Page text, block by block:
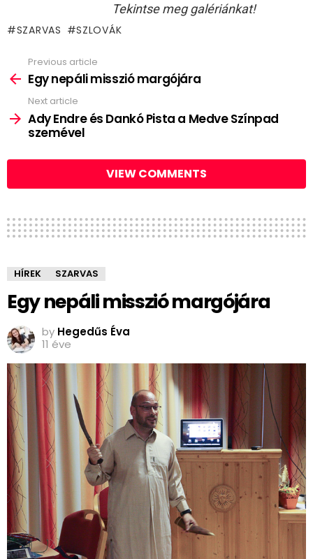
Tekintse meg galériánkat!
SZARVAS SZLOVÁK
more
Previous article
Egy nepáli misszió margójára
Next article
Ady Endre és Dankó Pista a Medve Színpad
szemével
VIEW COMMENTS
HÍREK SZARVAS
Egy nepáli misszió margójára
by Hegedűs Éva
11 éve